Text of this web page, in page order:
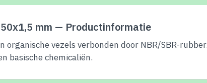
mm — Productinformatie
organische vezels verbonden door NBR/SBR-
basische chemicaliën.